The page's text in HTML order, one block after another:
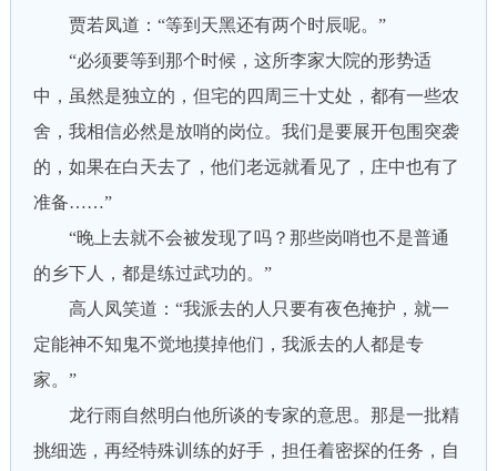
贾若凤道：“等到天黑还有两个时辰呢。”
“必须要等到那个时候，这所李家大院的形势适
中，虽然是独立的，但宅的四周三十丈处，都有一些农
舍，我相信必然是放哨的岗位。我们是要展开包围突袭
的，如果在白天去了，他们老远就看见了，庄中也有了
准备……”
“晚上去就不会被发现了吗？那些岗哨也不是普通
的乡下人，都是练过武功的。”
高人凤笑道：“我派去的人只要有夜色掩护，就一
定能神不知鬼不觉地摸掉他们，我派去的人都是专
家。”
龙行雨自然明白他所谈的专家的意思。那是一批精
挑细选，再经特殊训练的好手，担任着密探的任务，自